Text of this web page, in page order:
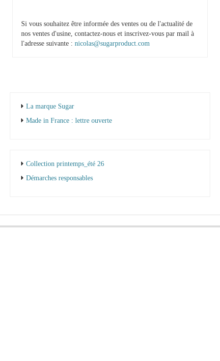
Si vous souhaitez être informée des ventes ou de l'actualité de
nos ventes d'usine, contactez-nous et inscrivez-vous par mail à
l'adresse suivante : nicolas@sugarproduct.com
La marque Sugar
Made in France : lettre ouverte
Collection printemps_été 26
Démarches responsables